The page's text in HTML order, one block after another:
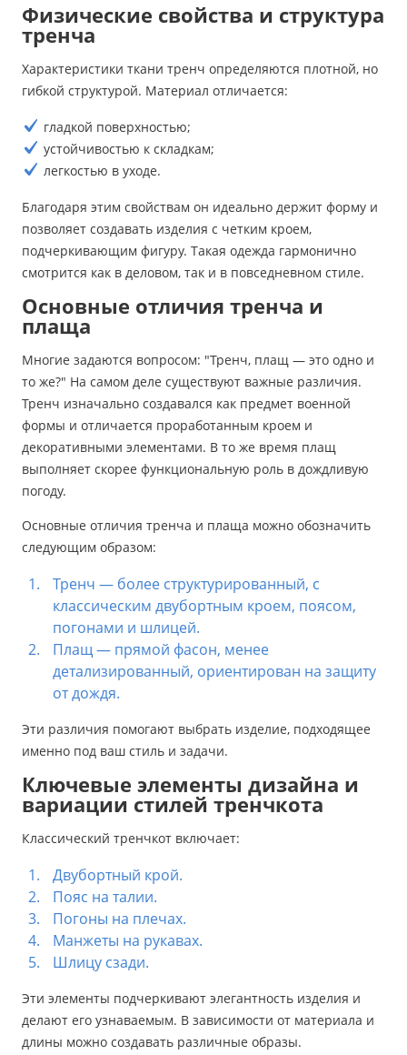
Физические свойства и структура
тренча
Характеристики ткани тренч определяются плотной, но
гибкой структурой. Материал отличается:
гладкой поверхностью;
устойчивостью к складкам;
легкостью в уходе.
Благодаря этим свойствам он идеально держит форму и
позволяет создавать изделия с четким кроем,
подчеркивающим фигуру. Такая одежда гармонично
смотрится как в деловом, так и в повседневном стиле.
Основные отличия тренча и
плаща
Многие задаются вопросом: "Тренч, плащ — это одно и
то же?" На самом деле существуют важные различия.
Тренч изначально создавался как предмет военной
формы и отличается проработанным кроем и
декоративными элементами. В то же время плащ
выполняет скорее функциональную роль в дождливую
погоду.
Основные отличия тренча и плаща можно обозначить
следующим образом:
Тренч — более структурированный, с
классическим двубортным кроем, поясом,
погонами и шлицей.
Плащ — прямой фасон, менее
детализированный, ориентирован на защиту
от дождя.
Эти различия помогают выбрать изделие, подходящее
именно под ваш стиль и задачи.
Ключевые элементы дизайна и
вариации стилей тренчкота
Классический тренчкот включает:
Двубортный крой.
Пояс на талии.
Погоны на плечах.
Манжеты на рукавах.
Шлицу сзади.
Эти элементы подчеркивают элегантность изделия и
делают его узнаваемым. В зависимости от материала и
длины можно создавать различные образы.